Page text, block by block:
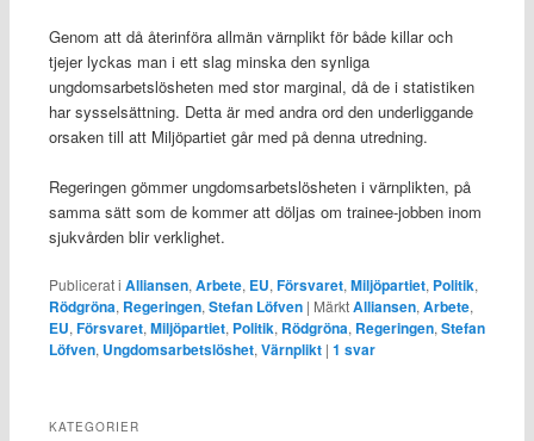
Genom att då återinföra allmän värnplikt för både killar och
tjejer lyckas man i ett slag minska den synliga
ungdomsarbetslösheten med stor marginal, då de i statistiken
har sysselsättning. Detta är med andra ord den underliggande
orsaken till att Miljöpartiet går med på denna utredning.
Regeringen gömmer ungdomsarbetslösheten i värnplikten, på
samma sätt som de kommer att döljas om trainee-jobben inom
sjukvården blir verklighet.
Publicerat i Alliansen, Arbete, EU, Försvaret, Miljöpartiet, Politik,
Rödgröna, Regeringen, Stefan Löfven | MärktAlliansen, Arbete,
EU, Försvaret, Miljöpartiet, Politik, Rödgröna, Regeringen, Stefan
Löfven, Ungdomsarbetslöshet, Värnplikt | 1 svar
KATEGORIER